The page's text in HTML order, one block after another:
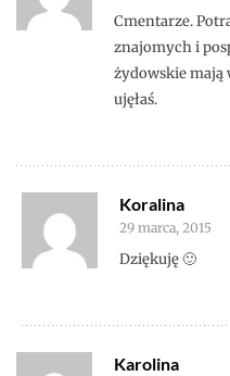
Cmentarze.
znajomych i
żydowskie
ujęłaś.
Koralina
29 marca, 2015
Dziękuję 🙂
Karolina